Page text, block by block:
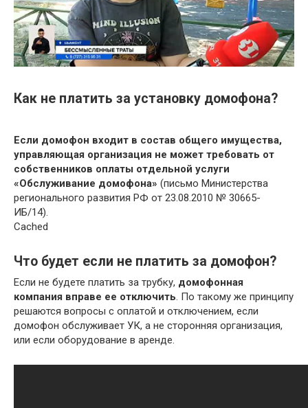
Как не платить за установку домофона?
Если домофон входит в состав общего имущества,
управляющая организация не может требовать от
собственников оплаты отдельной услуги
«Обслуживание домофона» (письмо Министерства
регионального развития РФ от 23.08.2010 № 30665-
ИБ/14).
Cached
Что будет если не платить за домофон?
Если не будете платить за трубку, домофонная
компания вправе ее отключить. По такому же принципу
решаются вопросы с оплатой и отключением, если
домофон обслуживает УК, а не сторонняя организация,
или если оборудование в аренде.